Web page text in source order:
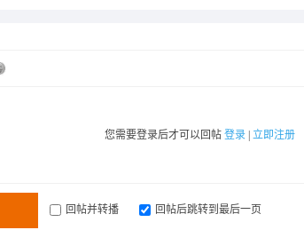
您需要登录后才可以回帖 登录 立即注册
回帖并转播 回帖后跳转到最后一页